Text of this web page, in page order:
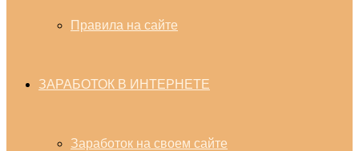
Правила на сайте
ЗАРАБОТОК В ИНТЕРНЕТЕ
Заработок на своем сайте